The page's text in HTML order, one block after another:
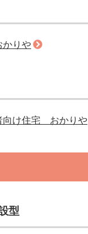
りや
向け住宅 おかりや
型